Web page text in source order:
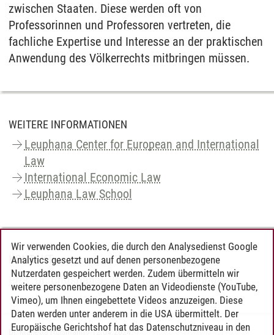
zwischen Staaten. Diese werden oft von
Professorinnen und Professoren vertreten, die
fachliche Expertise und Interesse an der praktischen
Anwendung des Völkerrechts mitbringen müssen.
WEITERE INFORMATIONEN
Leuphana Center for European and International
Law
International Economic Law
Leuphana Law School
KONTAKT
Prof. Dr. Christian J. Tams, LL.M. (Cambridge)
Dr. Marietta Hülsmann/12.04.2024
Wir verwenden Cookies, die durch den Analysedienst Google
Analytics gesetzt und auf denen personenbezogene
Nutzerdaten gespeichert werden. Zudem übermitteln wir
weitere personenbezogene Daten an Videodienste (YouTube,
Vimeo), um Ihnen eingebettete Videos anzuzeigen. Diese
Daten werden unter anderem in die USA übermittelt. Der
Europäische Gerichtshof hat das Datenschutzniveau in den